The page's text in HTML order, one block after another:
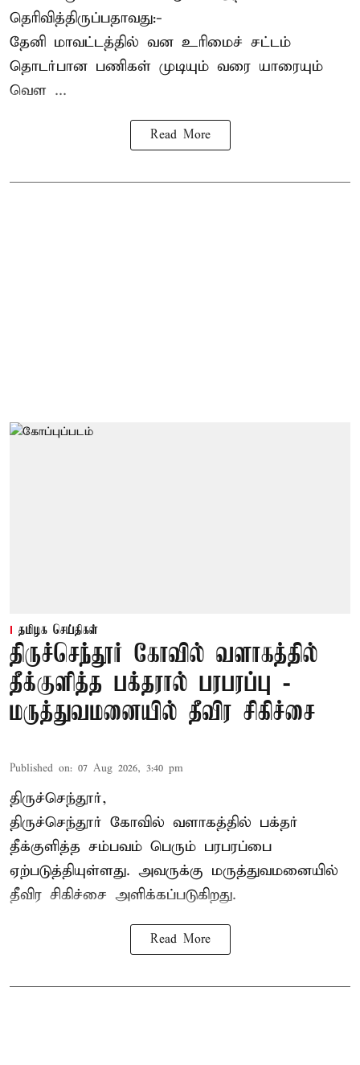
தெரிவித்திருப்பதாவது:-
தேனி மாவட்டத்தில் வன உரிமைச் சட்டம்
தொடர்பான பணிகள் முடியும் வரை யாரையும்
வெள ...
Read More
தமிழக செய்திகள்
திருச்செந்தூர் கோவில் வளாகத்தில்
தீக்குளித்த பக்தரால் பரபரப்பு -
மருத்துவமனையில் தீவிர சிகிச்சை
Published on: 07 Aug 2026, 3:40 pm
திருச்செந்தூர்,
திருச்செந்தூர் கோவில் வளாகத்தில் பக்தர்
தீக்குளித்த சம்பவம் பெரும் பரபரப்பை
ஏற்படுத்தியுள்ளது. அவருக்கு மருத்துவமனையில்
தீவிர சிகிச்சை அளிக்கப்படுகிறது.
Read More